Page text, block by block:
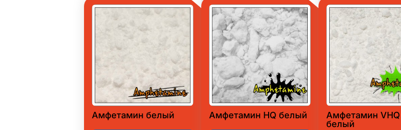
Амфетамин белый Амфетамин HQ белый
Амфетамин VHQ
белый